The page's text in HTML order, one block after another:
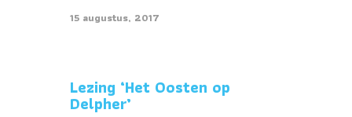
15 augustus, 2017
Lezing ‘Het Oosten op
Delpher’